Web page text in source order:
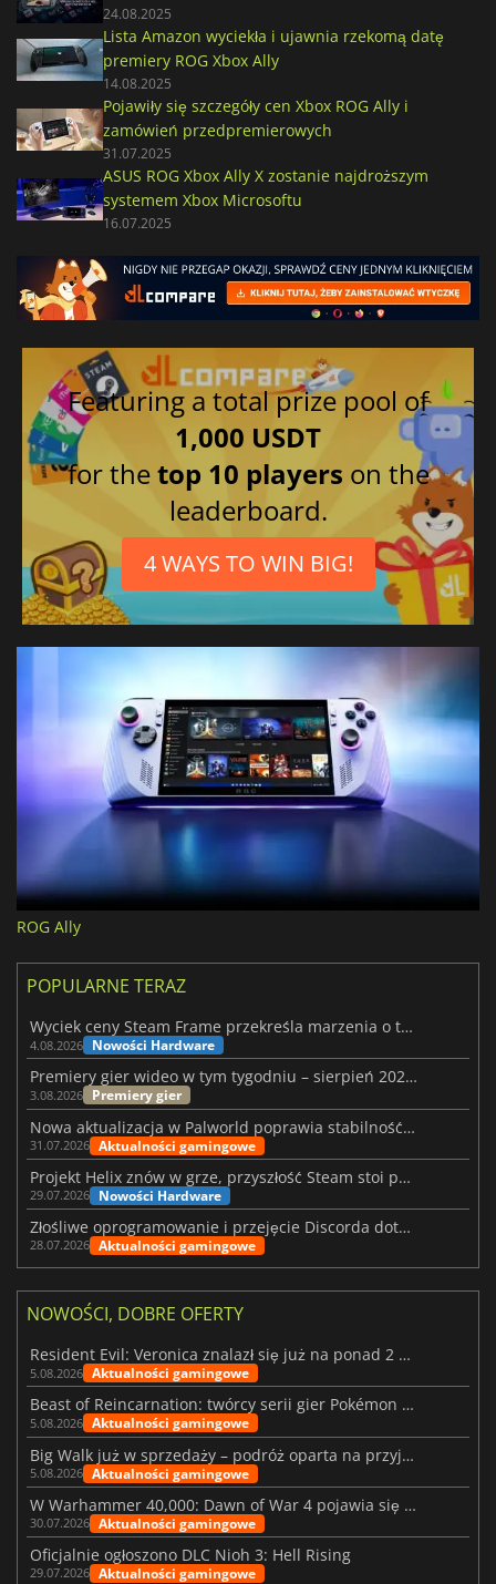
24.08.2025
Lista Amazon wyciekła i ujawnia rzekomą datę
premiery ROG Xbox Ally
14.08.2025
Pojawiły się szczegóły cen Xbox ROG Ally i
zamówień przedpremierowych
31.07.2025
ASUS ROG Xbox Ally X zostanie najdroższym
systemem Xbox Microsoftu
16.07.2025
Featuring a total prize pool of
1,000 USDT
for thetop 10 players on the
leaderboard.
4 WAYS TO WIN BIG!
ROG Ally
POPULARNE TERAZ
Wyciek ceny Steam Frame przekreśla marzenia o tanim zestawie VR
4.08.2026 Nowości Hardware
Premiery gier wideo w tym tygodniu – sierpień 2026 r. (32. tydzień)
3.08.2026 Premiery gier
Nowa aktualizacja w Palworld poprawia stabilność Sunreach i walk z bossami
31.07.2026 Aktualności gamingowe
Projekt Helix znów w grze, przyszłość Steam stoi pod znakiem zapytania
29.07.2026 Nowości Hardware
Złośliwe oprogramowanie i przejęcie Discorda dotknęły Meccha Chameleon
28.07.2026 Aktualności gamingowe
NOWOŚCI, DOBRE OFERTY
Resident Evil: Veronica znalazł się już na ponad 2 milionach list życzeń
5.08.2026 Aktualności gamingowe
Beast of Reincarnation: twórcy serii gier Pokémon wkraczają na nową ścieżkę
5.08.2026 Aktualności gamingowe
Big Walk już w sprzedaży – podróż oparta na przyjaźni
5.08.2026 Aktualności gamingowe
W Warhammer 40,000: Dawn of War 4 pojawia się frakcja Nekronów
30.07.2026 Aktualności gamingowe
Oficjalnie ogłoszono DLC Nioh 3: Hell Rising
29.07.2026 Aktualności gamingowe